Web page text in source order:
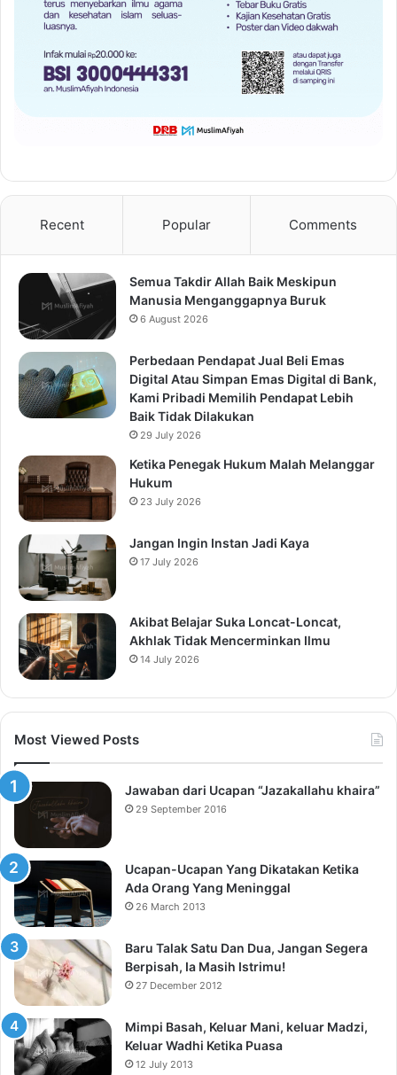
Recent Popular Comments
Semua Takdir Allah Baik Meskipun
Manusia Menganggapnya Buruk
6 August 2026
Perbedaan Pendapat Jual Beli Emas
Digital Atau Simpan Emas Digital di Bank,
Kami Pribadi Memilih Pendapat Lebih
Baik Tidak Dilakukan
29 July 2026
Ketika Penegak Hukum Malah Melanggar
Hukum
23 July 2026
Jangan Ingin Instan Jadi Kaya
17 July 2026
Akibat Belajar Suka Loncat-Loncat,
Akhlak Tidak Mencerminkan Ilmu
14 July 2026
Most Viewed Posts
Jawaban dari Ucapan “Jazakallahu khaira”
29 September 2016
Ucapan-Ucapan Yang Dikatakan Ketika
Ada Orang Yang Meninggal
26 March 2013
Baru Talak Satu Dan Dua, Jangan Segera
Berpisah, Ia Masih Istrimu!
27 December 2012
Mimpi Basah, Keluar Mani, keluar Madzi,
Keluar Wadhi Ketika Puasa
12 July 2013